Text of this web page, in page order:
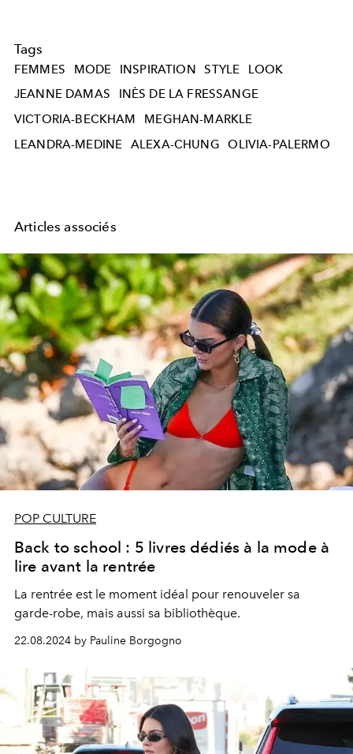
Tags
FEMMES MODE INSPIRATION STYLE
LOOK
JEANNE DAMAS
INÈS DE LA FRESSANGE
VICTORIA-BECKHAM
MEGHAN-MARKLE
LEANDRA-MEDINE
ALEXA-CHUNG OLIVIA-PALERMO
Articles associés
POP CULTURE
Back to school : 5 livres dédiés à la mode à
lire avant la rentrée
La rentrée est le moment idéal pour renouveler sa
garde-robe, mais aussi sa bibliothèque.
22.08.2024 by Pauline Borgogno